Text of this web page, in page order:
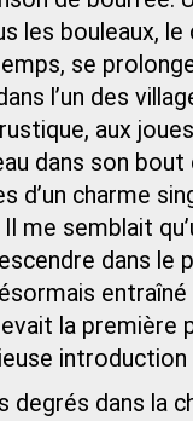
les bouleaux,
se
l’un des
aux
dans son
d’un charme
me semblait
dans
entraîné
la
introduction
degrés dans la